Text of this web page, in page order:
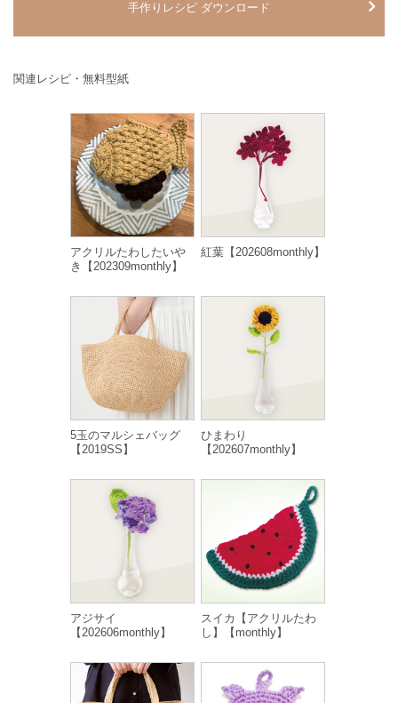
手作りレシピ ダウンロード
関連レシピ・無料型紙
アクリルたわしたいや
き【202309monthly】
紅葉【202608monthly】
5玉のマルシェバッグ
【2019SS】
ひまわり
【202607monthly】
アジサイ
【202606monthly】
スイカ【アクリルたわ
し】【monthly】